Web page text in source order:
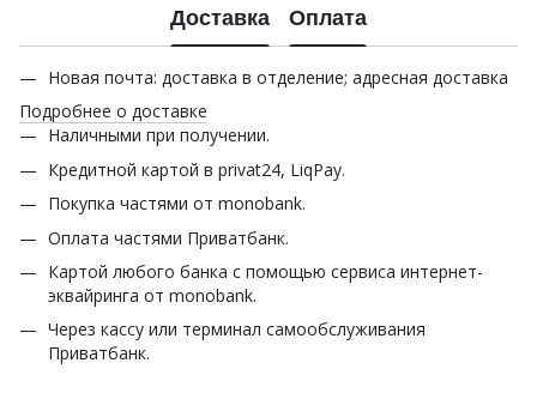
Доставка Оплата
Новая почта: доставка в отделение; адресная доставка
Подробнее о доставке
Наличными при получении.
Кредитной картой в privat24, LiqPay.
Покупка частями от monobank.
Оплата частями Приватбанк.
Картой любого банка с помощью сервиса интернет-
эквайринга от monobank.
Через кассу или терминал самообслуживания
Приватбанк.